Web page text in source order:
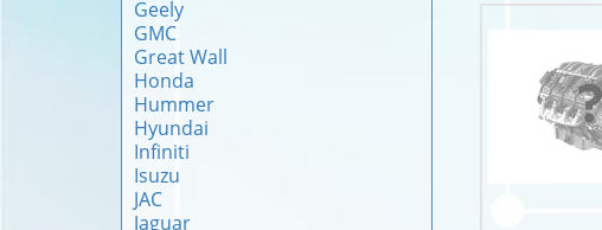
Geely
GMC
Great Wall
Honda
Hummer
Hyundai
Infiniti
Isuzu
JAC
Jaguar